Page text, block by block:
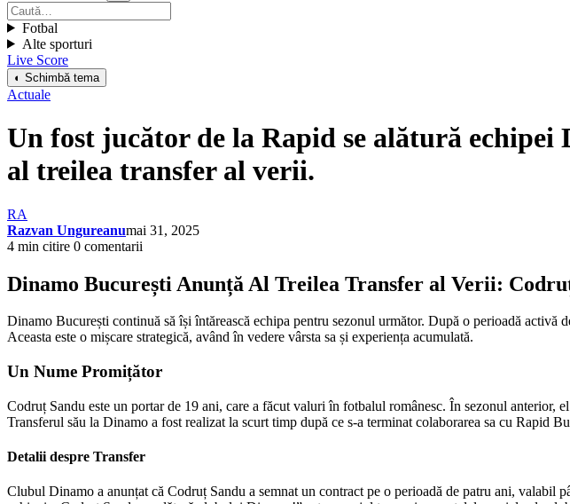
Fotbal
Alte sporturi
Live Score
◐ Schimbă tema
Actuale
Un fost jucător de la Rapid se alătură
al treilea transfer al verii.
RA
Razvan Ungureanumai 31, 2025
4 min citire 0 comentarii
Dinamo București Anunță Al Treilea Transfer al Verii:
Dinamo București continuă să își întărească echipa pentru sezonul următor. După o perioadă
Aceasta este o mișcare strategică, având în vedere vârsta sa și experiența acumulată.
Un Nume Promițător
Codruț Sandu este un portar de 19 ani, care a făcut valuri în fotbalul românesc. În sezonul
Transferul său la Dinamo a fost realizat la scurt timp după ce s-a terminat colaborarea sa cu Rapid
Detalii despre Transfer
Clubul Dinamo a anunțat că Codruț Sandu a semnat un contract pe o perioadă de patru ani,